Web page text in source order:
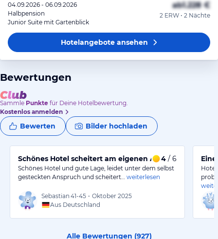
04.09.2026 - 06.09.2026
Halbpension
Junior Suite mit Gartenblick
ab1.228 €
2 ERW • 2 Nächte
Hotelangeboteansehen
Bewertungen
Sammle Punkte für Deine Hotelbewertung.
Kostenlos anmelden
Bewerten Bilder hochladen
Schönes Hotel scheitert am eigenen Anspruch
4 / 6
Schönes Hotel und gute Lage, leidet unter dem selbst
gesteckten Anspruch und scheitert…
weiterlesen
Sebastian 41-45 • Oktober 2025
Aus Deutschland
Alle Bewertungen (927)